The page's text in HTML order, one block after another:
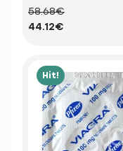
58.68€
44.12€
Hit!